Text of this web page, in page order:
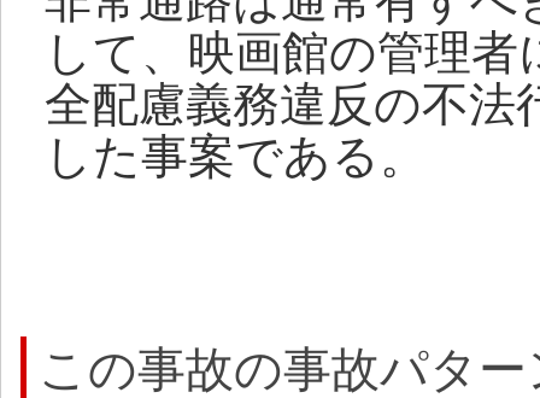
して、映画館の管理
全配慮義務違反の不法
した事案である。
この事故の事故パター